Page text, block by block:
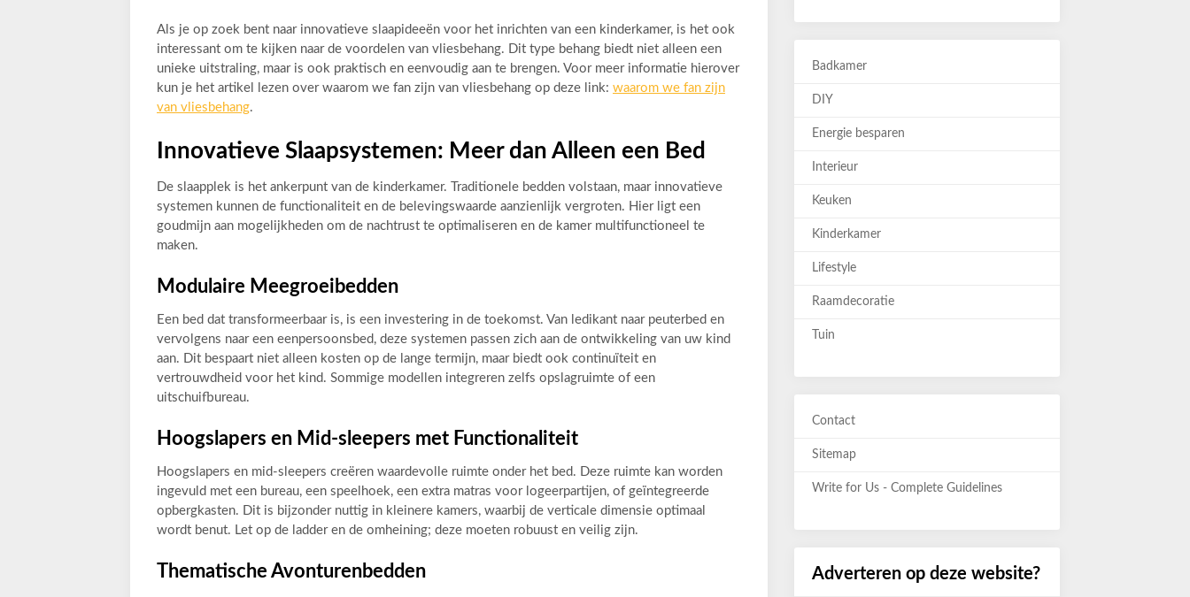
Als je op zoek bent naar innovatieve slaapideeën voor het inrichten van een kinderkamer, is het ook
interessant om te kijken naar de voordelen van vliesbehang. Dit type behang biedt niet alleen een
unieke uitstraling, maar is ook praktisch en eenvoudig aan te brengen. Voor meer informatie hierover
kun je het artikel lezen over waarom we fan zijn van vliesbehang op deze link: waarom we fan zijn
van vliesbehang.
Innovatieve Slaapsystemen: Meer dan Alleen een Bed
De slaapplek is het ankerpunt van de kinderkamer. Traditionele bedden volstaan, maar innovatieve
systemen kunnen de functionaliteit en de belevingswaarde aanzienlijk vergroten. Hier ligt een
goudmijn aan mogelijkheden om de nachtrust te optimaliseren en de kamer multifunctioneel te
maken.
Modulaire Meegroeibedden
Een bed dat transformeerbaar is, is een investering in de toekomst. Van ledikant naar peuterbed en
vervolgens naar een eenpersoonsbed, deze systemen passen zich aan de ontwikkeling van uw kind
aan. Dit bespaart niet alleen kosten op de lange termijn, maar biedt ook continuïteit en
vertrouwdheid voor het kind. Sommige modellen integreren zelfs opslagruimte of een
uitschuifbureau.
Hoogslapers en Mid-sleepers met Functionaliteit
Hoogslapers en mid-sleepers creëren waardevolle ruimte onder het bed. Deze ruimte kan worden
ingevuld met een bureau, een speelhoek, een extra matras voor logeerpartijen, of geïntegreerde
opbergkasten. Dit is bijzonder nuttig in kleinere kamers, waarbij de verticale dimensie optimaal
wordt benut. Let op de ladder en de omheining; deze moeten robuust en veilig zijn.
Thematische Avonturenbedden
Badkamer
DIY
Energie besparen
Interieur
Keuken
Kinderkamer
Lifestyle
Raamdecoratie
Tuin
Contact
Sitemap
Write for Us - Complete Guidelines
Adverteren op deze website?